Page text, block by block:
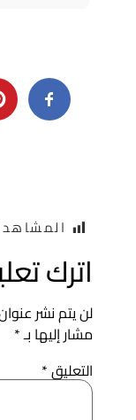
المشاهدات:
تعليقاً
يتم نشر عنوان بريدك
إليها بـ*
*